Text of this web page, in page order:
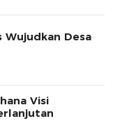
Wujudkan Desa
Visi